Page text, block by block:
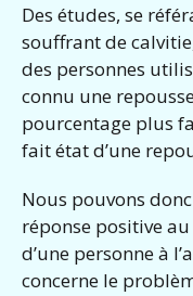
Des études, se
souffrant de
des personnes
connu une
pourcentage plus
fait état d’une
Nous pouvons
réponse positive
d’une personne à
concerne le